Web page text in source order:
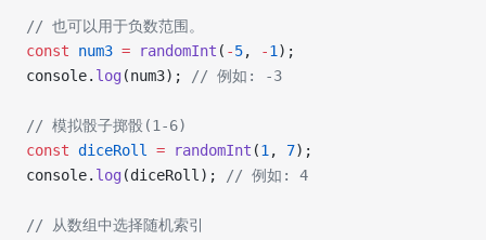
// 也可以用于负数范围。
const num3 = randomInt ( -5, -1 );
console. log (num3); // 例如: -3
// 模拟骰子掷骰(1-6)
const diceRoll = randomInt (1 , 7);
console. log (diceRoll); // 例如: 4
// 从数组中选择随机索引